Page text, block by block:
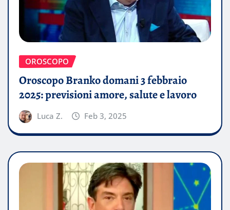
OROSCOPO
Oroscopo Branko domani 3 febbraio
2025: previsioni amore, salute e lavoro
Luca Z. Feb 3, 2025